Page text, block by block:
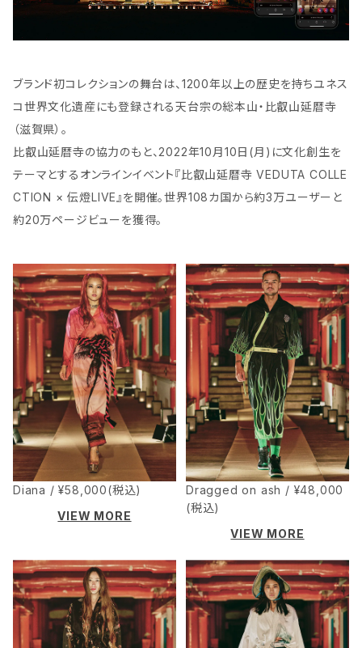
ブランド初コレクションの舞台は、1200年以上の歴史を持ちユネス
コ世界文化遺産にも登録される天台宗の総本山・比叡山延暦寺
（滋賀県）。
比叡山延暦寺の協力のもと、2022年10月10日(月)に文化創生を
テーマとするオンラインイベント『比叡山延暦寺 VEDUTA COLLE
CTION × 伝燈LIVE』を開催。世界108カ国から約3万ユーザーと
約20万ページビューを獲得。
Diana / ¥58,000(税込)
VIEW MORE
Dragged on ash / ¥48,000
(税込)
VIEW MORE